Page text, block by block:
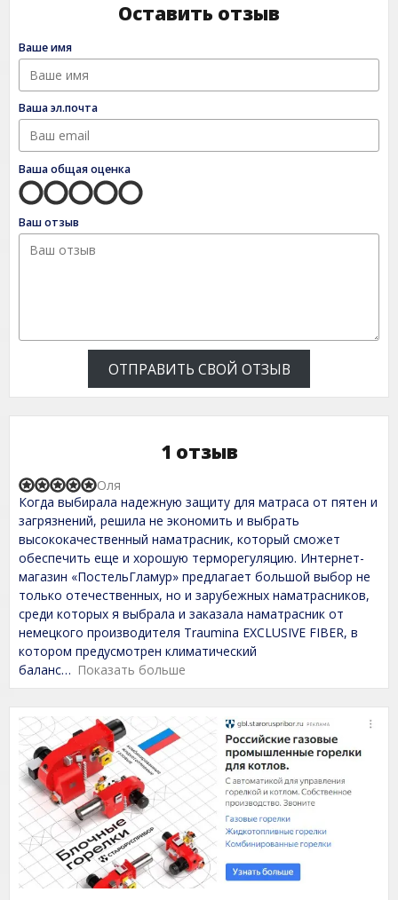
Оставить отзыв
Ваше имя
Ваша эл.почта
Ваша общая оценка
Ваш отзыв
ОТПРАВИТЬ СВОЙ ОТЗЫВ
1 отзыв
R
a
t
e
d
5
,
0
o
u
t
o
f
5
Когда выбирала надежную защиту для матраса от пятен и
загрязнений, решила не экономить и выбрать
высококачественный наматрасник, который сможет
обеспечить еще и хорошую терморегуляцию. Интернет-
магазин «ПостельГламур» предлагает большой выбор не
только отечественных, но и зарубежных наматрасников,
среди которых я выбрала и заказала наматрасник от
немецкого производителя Traumina EXCLUSIVE FIBER, в
котором предусмотрен климатический
баланс
Показать больше
Оля